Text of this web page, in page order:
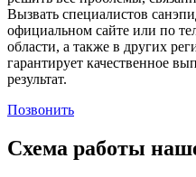
Вызвать специалистов
официальном сайте или по
области, а также в других
гарантирует качественное
результат.
Позвонить
Схема работы